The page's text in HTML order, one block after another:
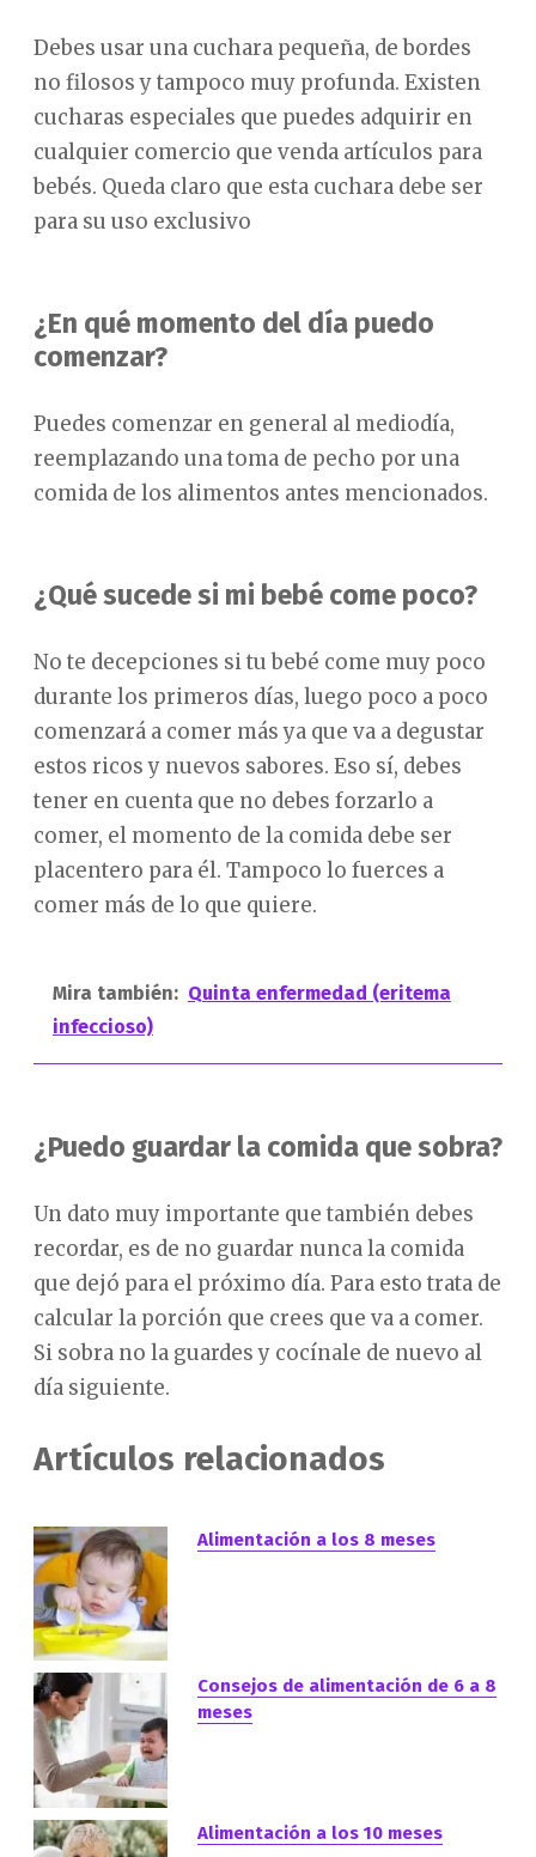
Debes usar una cuchara pequeña, de bordes
no filosos y tampoco muy profunda. Existen
cucharas especiales que puedes adquirir en
cualquier comercio que venda artículos para
bebés. Queda claro que esta cuchara debe ser
para su uso exclusivo
¿En qué momento del día puedo
comenzar?
Puedes comenzar en general al mediodía,
reemplazando una toma de pecho por una
comida de los alimentos antes mencionados.
¿Qué sucede si mi bebé come poco?
No te decepciones si tu bebé come muy poco
durante los primeros días, luego poco a poco
comenzará a comer más ya que va a degustar
estos ricos y nuevos sabores. Eso sí, debes
tener en cuenta que no debes forzarlo a
comer, el momento de la comida debe ser
placentero para él. Tampoco lo fuerces a
comer más de lo que quiere.
Mira también: Quinta enfermedad (eritema
infeccioso)
¿Puedo guardar la comida que sobra?
Un dato muy importante que también debes
recordar, es de no guardar nunca la comida
que dejó para el próximo día. Para esto trata de
calcular la porción que crees que va a comer.
Si sobra no la guardes y cocínale de nuevo al
día siguiente.
Artículos relacionados
Alimentación a los 8 meses
Consejos de alimentación de 6 a 8
meses
Alimentación a los 10 meses